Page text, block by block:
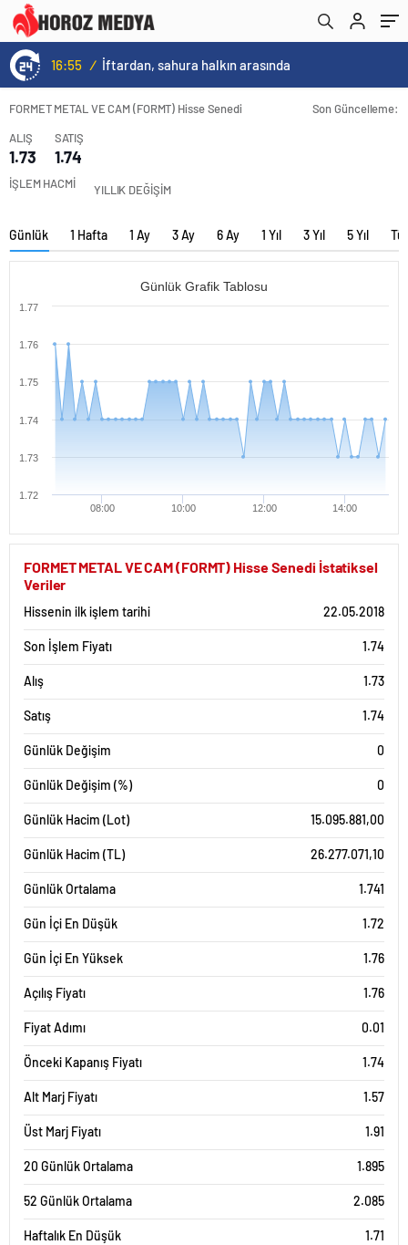
16:55 / İftardan, sahura halkın arasında
FORMET METAL VE CAM (FORMT) Hisse Senedi
Son Güncelleme:
ALIŞ
1.73
SATIŞ
1.74
İŞLEM HACMİ YILLIK DEĞİŞİM
Günlük 1 Hafta 1 Ay 3 Ay 6 Ay 1 Yıl 3 Yıl 5 Yıl
Günlük Grafik Tablosu
08:00 10:00 12:00 14:00
1.72
1.73
1.74
1.75
1.76
1.77
FORMET METAL VE CAM (FORMT) Hisse Senedi İstatiksel
Veriler
Hissenin ilk işlem tarihi 22.05.2018
Son İşlem Fiyatı 1.74
Alış 1.73
Satış 1.74
Günlük Değişim 0
Günlük Değişim (%) 0
Günlük Hacim (Lot) 15.095.881,00
Günlük Hacim (TL) 26.277.071,10
Günlük Ortalama 1.741
Gün İçi En Düşük 1.72
Gün İçi En Yüksek 1.76
Açılış Fiyatı 1.76
Fiyat Adımı 0.01
Önceki Kapanış Fiyatı 1.74
Alt Marj Fiyatı 1.57
Üst Marj Fiyatı 1.91
20 Günlük Ortalama 1.895
52 Günlük Ortalama 2.085
Haftalık En Düşük 1.71